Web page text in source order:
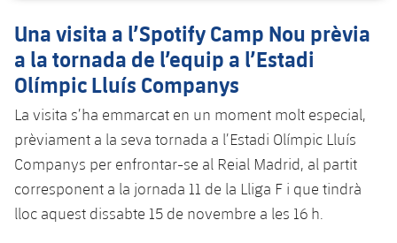
Història
Resultats
Classificació
Jugadors
Fotos
Resultats
Classificació
Barça C
Junior
Infantil
PLUSICON
MÉS
Informació general
plusicon
més
Notícies
Atletisme
plusicon
més
Actualitat
Bàsquet en cadira de rodes
plusicon
més
Una visita a l’Spotify Camp Nou prèvia
a la tornada de l’equip a l’Estadi
Olímpic Lluís Companys
La visita s’ha emmarcat en un moment molt especial,
prèviament a la seva tornada a l’Estadi Olímpic Lluís
Companys per enfrontar-se al Reial Madrid, al partit
corresponent a la jornada 11 de la Lliga F i que tindrà
lloc aquest dissabte 15 de novembre a les 16 h.